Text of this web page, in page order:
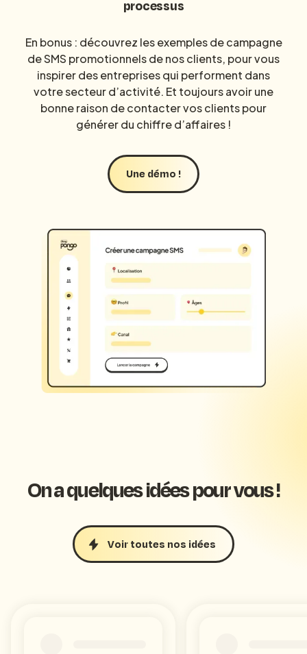
processus
En bonus : découvrez les exemples decampagne
de SMS promotionnels de nos clients, pour vous
inspirer des entreprises qui performent dans
votre secteur d’activité. Et toujours avoir une
bonne raison de contacter vos clients pour
générer du chiffre d’affaires !
Une démo !
On a quelques idées pour vous !
Voir toutes nos idées